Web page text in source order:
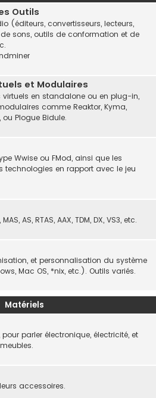
Outils
(éditeurs, convertisseurs, lecteurs,
sons, outils de conformation et de
et Modulaires
virtuels en standalone ou en plug-in,
comme Reaktor, Kyma,
ou Plogue Bidule.
Wwise ou FMod, ainsi que les
technologies en rapport avec le jeu
AS, RTAS, AAX, TDM, DX, VS3, etc.
et personnalisation du système
Mac OS, *nix, etc.). Outils variés.
Matériels
parler électronique, électricité, et
accessoires.